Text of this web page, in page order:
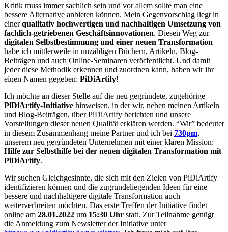
Kritik muss immer sachlich sein und vor allem sollte man eine
bessere Alternative anbieten können. Mein Gegenvorschlag liegt in
einerqualitativ hochwertigen und nachhaltigen Umsetzung von
fachlich-getriebenen Geschäftsinnovationen. Diesen Weg zur
digitalen Selbstbestimmung und einer neuen Transformation
habe ich mittlerweile in unzähligen Büchern, Artikeln, Blog-
Beiträgen und auch Online-Seminaren veröffentlicht. Und damit
jeder diese Methodik erkennen und zuordnen kann, haben wir ihr
einen Namen gegeben: PiDiArtify!
Ich möchte an dieser Stelle auf die neu gegründete, zugehörige
PiDiArtify-Initiative hinweisen, in der wir, neben meinen Artikeln
und Blog-Beiträgen, über PiDiArtify berichten und unsere
Vorstellungen dieser neuen Qualität erklären werden. “Wir” bedeutet
in diesem Zusammenhang meine Partner und ich bei 730pm,
unserem neu gegründeten Unternehmen mit einer klaren Mission:
Hilfe zur Selbsthilfe bei der neuen digitalen Transformation mit
PiDiArtify.
Wir suchen Gleichgesinnte, die sich mit den Zielen von PiDiArtify
identifizieren können und die zugrundeliegenden Ideen für eine
bessere und nachhaltigere digitale Transformation auch
weiterverbreiten möchten. Das erste Treffen der Initiative findet
online am 28.01.2022 um 15:30 Uhr statt. Zur Teilnahme genügt
die Anmeldung zum Newsletter der Initiative unter